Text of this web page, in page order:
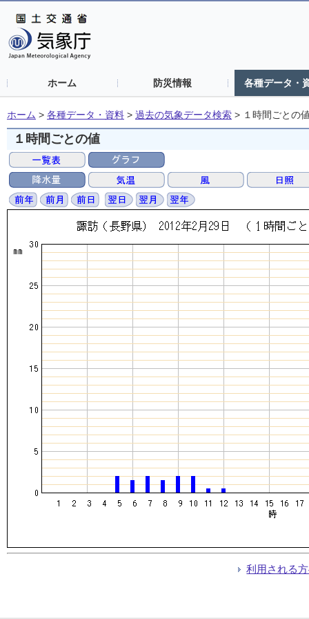
ホーム 防災情報 各種データ・
ホーム > 各種データ・資料 > 過去の気象データ検索 > １時間ごとの
１時間ごとの値
利用される